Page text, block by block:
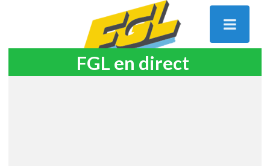
FGL en direct